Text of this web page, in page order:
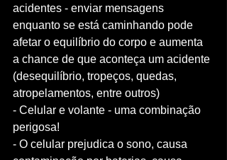
acidentes - enviar mensagens
enquanto se está caminhando pode
afetar o equilíbrio do corpo e aumenta
a chance de que aconteça um acidente
(desequilíbrio, tropeços, quedas,
atropelamentos, entre outros)
- Celular e volante - uma combinação
perigosa!
- O celular prejudica o sono, causa